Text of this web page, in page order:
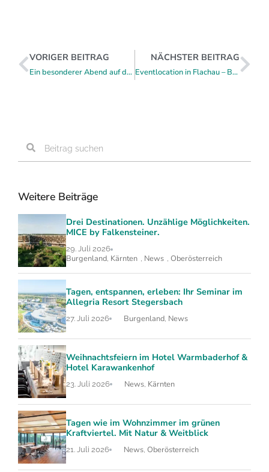
VORIGER BEITRAG
Ein besonderer Abend auf der Friedensburg Schlaining
NÄCHSTER BEITRAG
Eventlocation in Flachau – Business, Bewegung & Inspiration erleben
Weitere Beiträge
Drei Destinationen. Unzählige Möglichkeiten.
MICE by Falkensteiner.
29. Juli 2026
Burgenland, Kärnten , News , Oberösterreich
Tagen, entspannen, erleben: Ihr Seminar im
Allegria Resort Stegersbach
27. Juli 2026 Burgenland News
Weihnachtsfeiern im Hotel Warmbaderhof &
Hotel Karawankenhof
23. Juli 2026 News Kärnten
Tagen wie im Wohnzimmer im grünen
Kraftviertel. Mit Natur & Weitblick
21. Juli 2026 News Oberösterreich